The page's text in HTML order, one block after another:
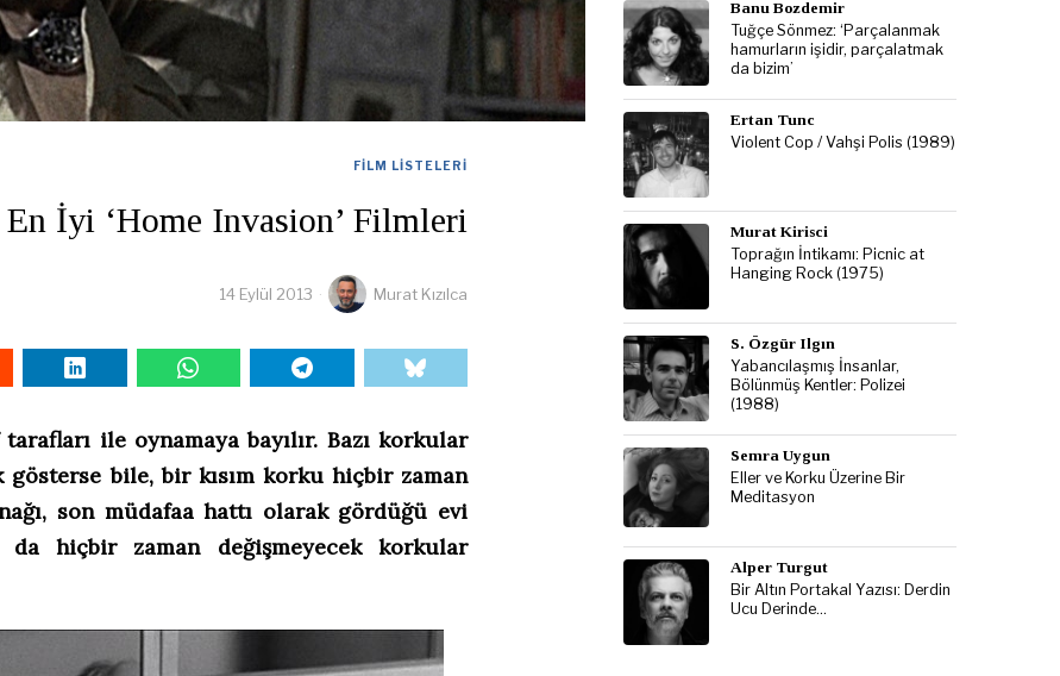
FILM LISTELERI
İyi ‘Home Invasion’ Filmleri
14 Eylül 2013 Murat Kızılca
ile oynamaya bayılır. Bazı korkular
bile, bir kısım korku hiçbir zaman
son müdafaa hattı olarak gördüğü evi
hiçbir zaman değişmeyecek korkular
Banu Bozdemir
Tuğçe Sönmez: ‘Parçalanmak
hamurların işidir, parçalatmak
da bizim’
Ertan Tunc
Violent Cop / Vahşi Polis (1989)
Murat Kirisci
Toprağın İntikamı: Picnic at
Hanging Rock (1975)
S. Özgür Ilgın
Yabancılaşmış İnsanlar,
Bölünmüş Kentler: Polizei
(1988)
Semra Uygun
Eller ve Korku Üzerine Bir
Meditasyon
Alper Turgut
Bir Altın Portakal Yazısı: Derdin
Ucu Derinde…